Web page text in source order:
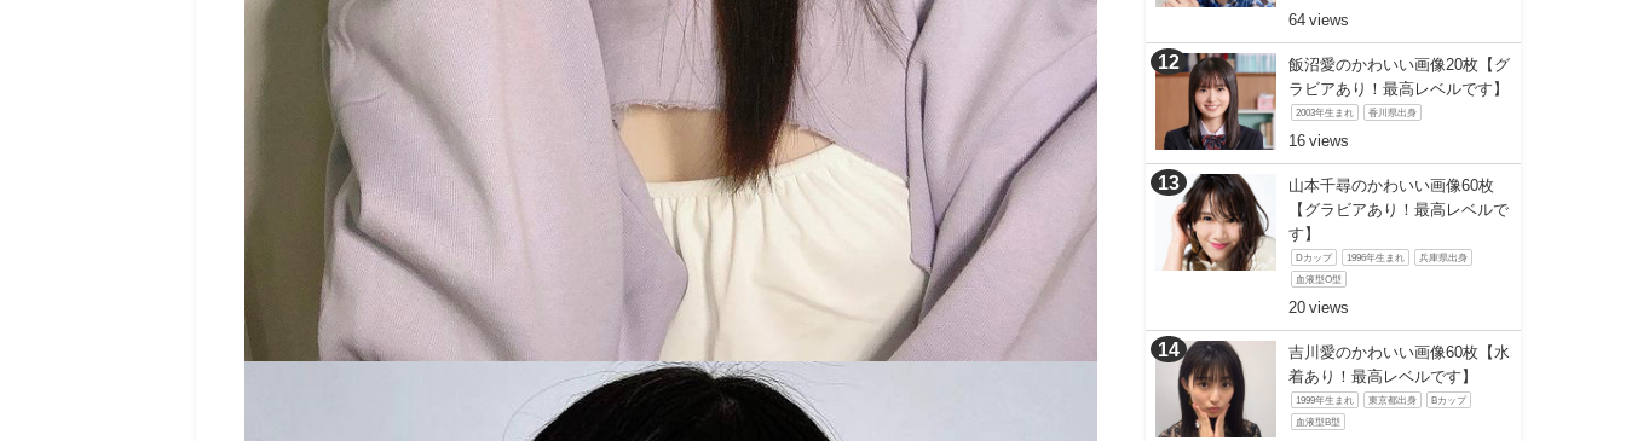
64
飯沼愛のかわいい画像20枚【グ
ラビアあり！最高レベルです】
2003年生まれ 香川県出身
16
山本千尋のかわいい画像60枚
【グラビアあり！最高レベルで
す】
Dカップ 1996年生まれ 兵庫県出身
血液型O型
20
吉川愛のかわいい画像60枚【水
着あり！最高レベルです】
1999年生まれ 東京都出身 Bカップ
血液型B型